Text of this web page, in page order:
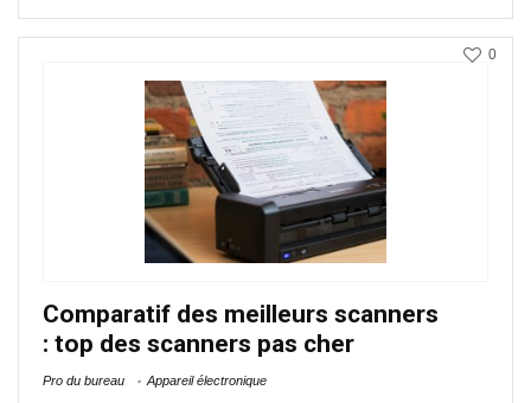
Comparatif des meilleurs scanners
: top des scanners pas cher
Pro du bureau Appareil électronique
0